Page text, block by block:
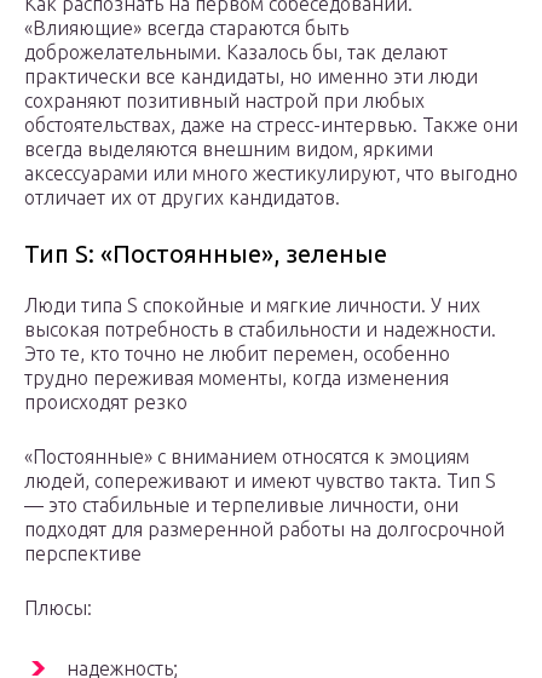
«Влияющие» всегда стараются быть
доброжелательными. Казалось бы, так делают
практически все кандидаты, но именно эти люди
сохраняют позитивный настрой при любых
обстоятельствах, даже на стресс-интервью. Также они
всегда выделяются внешним видом, яркими
аксессуарами или много жестикулируют, что выгодно
отличает их от других кандидатов.
Тип S: «Постоянные», зеленые
Люди типа S спокойные и мягкие личности. У них
высокая потребность в стабильности и надежности.
Это те, кто точно не любит перемен, особенно
трудно переживая моменты, когда изменения
происходят резко
«Постоянные» с вниманием относятся к эмоциям
людей, сопереживают и имеют чувство такта. Тип S
— это стабильные и терпеливые личности, они
подходят для размеренной работы на долгосрочной
перспективе
Плюсы:
надежность;